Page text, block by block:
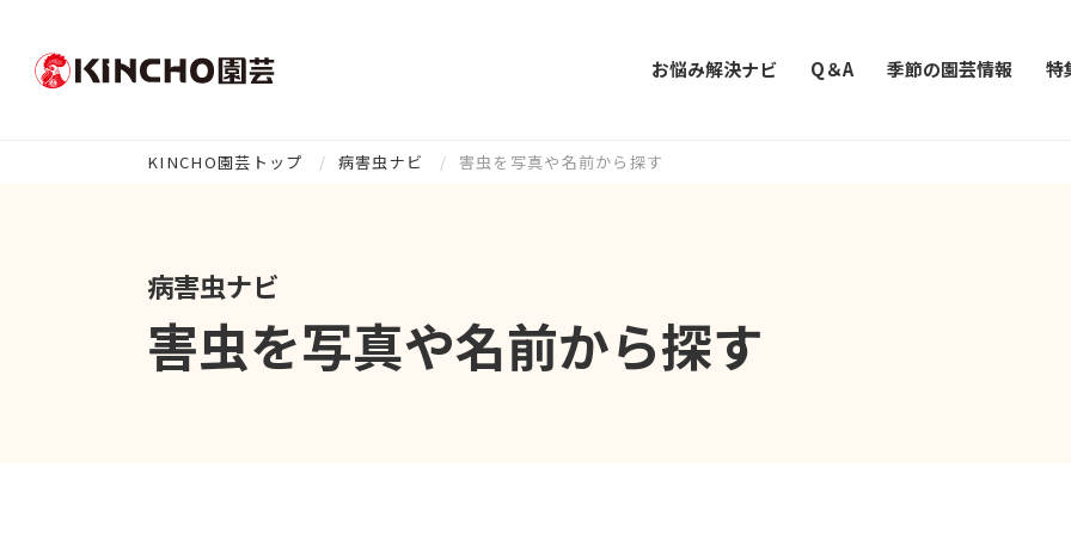
お悩み解決ナビ Q＆A 季節の園芸情報 特
KINCHO園芸トップ 病害虫ナビ 害虫を写真や名前から探す
病害虫ナビ
害虫を写真や名前から探す